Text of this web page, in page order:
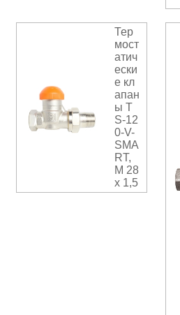
Тер
мост
атич
ески
е кл
апан
ы T
S-12
0-V-
SMA
RT,
M 28
x 1,5